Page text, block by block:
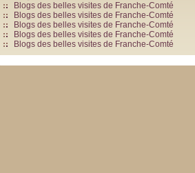
Blogs des belles visites de Franche-Comté
Blogs des belles visites de Franche-Comté
Blogs des belles visites de Franche-Comté
Blogs des belles visites de Franche-Comté
Blogs des belles visites de Franche-Comté